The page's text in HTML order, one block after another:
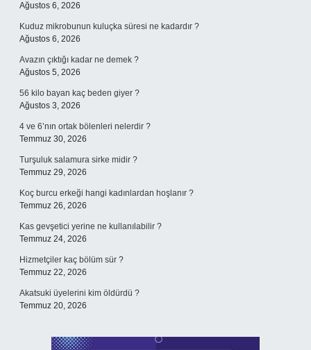
Ağustos 6, 2026
Kuduz mikrobunun kuluçka süresi ne kadardır ?
Ağustos 6, 2026
Avazın çıktığı kadar ne demek ?
Ağustos 5, 2026
56 kilo bayan kaç beden giyer ?
Ağustos 3, 2026
4 ve 6’nın ortak bölenleri nelerdir ?
Temmuz 30, 2026
Turşuluk salamura sirke midir ?
Temmuz 29, 2026
Koç burcu erkeği hangi kadınlardan hoşlanır ?
Temmuz 26, 2026
Kas gevşetici yerine ne kullanılabilir ?
Temmuz 24, 2026
Hizmetçiler kaç bölüm sür ?
Temmuz 22, 2026
Akatsuki üyelerini kim öldürdü ?
Temmuz 20, 2026